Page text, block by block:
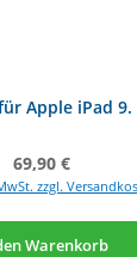
Apple iPad
Regulärer Preis:
69,90 €
zzgl.
Warenkorb